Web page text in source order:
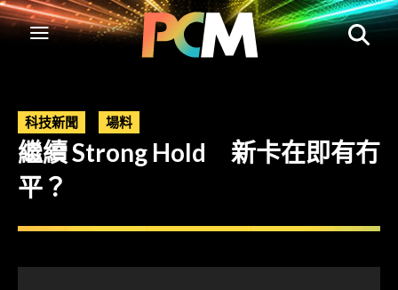
科技新聞 場料
繼續 Strong Hold 新卡在即有冇
平？